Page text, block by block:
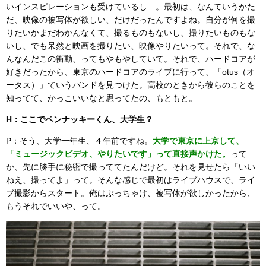
いインスピレーションも受けているし…。最初は、なんていうかた
だ、映像の被写体が欲しい、だけだったんですよね。自分が何を撮
りたいかまだわかんなくて、撮るものもないし、撮りたいものもな
いし、でも呆然と映画を撮りたい、映像やりたいって。それで、な
んなんだこの衝動、ってもやもやしていて。それで、ハードコアが
好きだったから、東京のハードコアのライブに行って、「otus（オ
ータス）」ていうバンドを見つけた。高校のときから彼らのことを
知ってて、かっこいいなと思ってたの、もともと。
H：ここでペンナッキーくん、大学生？
P：そう、大学一年生、４年前ですね。 大学で東京に上京して、
「ミュージックビデオ、やりたいです」って直接声かけた。
って
か、先に勝手に秘密で撮っててたんだけど。それを見せたら「いい
ねえ、撮ってよ」って。そんな感じで最初はライブハウスで、ライ
ブ撮影からスタート。俺はぶっちゃけ、被写体が欲しかったから、
もうそれでいいや、って。